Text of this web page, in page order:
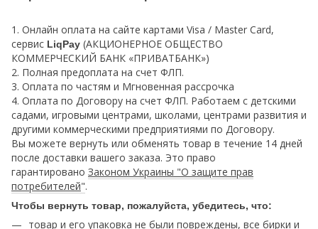
1. Онлайн оплата на сайте картами Visa / Master Card,
сервис LiqPay (АКЦИОНЕРНОЕ ОБЩЕСТВО
КОММЕРЧЕСКИЙ БАНК «ПРИВАТБАНК»)
2. Полная предоплата на счет ФЛП.
3. Оплата по частям и Мгновенная рассрочка
4. Оплата по Договору на счет ФЛП. Работаем с детскими
садами, игровыми центрами, школами, центрами развития и
другими коммерческими предприятиями по Договору.
Вы можете вернуть или обменять товар в течение 14 дней
после доставки вашего заказа. Это право
гарантировано Законом Украины "О защите прав
потребителей".
Чтобы вернуть товар, пожалуйста, убедитесь, что:
товар и его упаковка не были повреждены, все бирки и